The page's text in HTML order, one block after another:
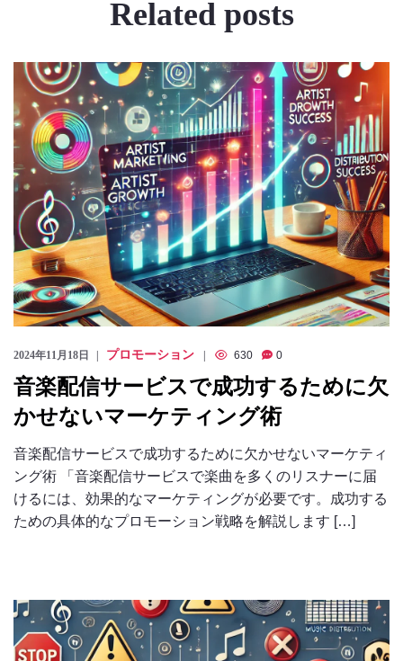
Related posts
2024年11月18日 プロモーション 630 0
音楽配信サービスで成功するために欠
かせないマーケティング術
音楽配信サービスで成功するために欠かせないマーケティ
ング術 「音楽配信サービスで楽曲を多くのリスナーに届
けるには、効果的なマーケティングが必要です。成功する
ための具体的なプロモーション戦略を解説します […]